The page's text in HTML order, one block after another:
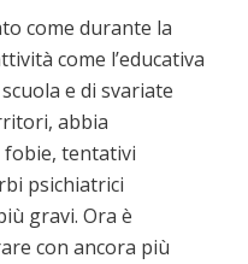
come durante la
come l’educativa
e di svariate
abbia
tentativi
psichiatrici
gravi. Ora è
con ancora più